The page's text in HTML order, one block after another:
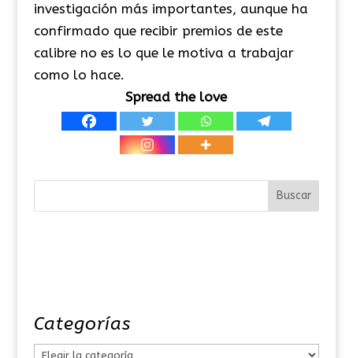
investigación más importantes, aunque ha
confirmado que recibir premios de este
calibre no es lo que le motiva a trabajar
como lo hace.
Spread the love
Categorías